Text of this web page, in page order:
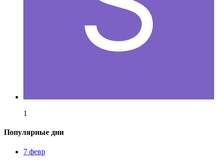
1
Популярные дни
7 февр